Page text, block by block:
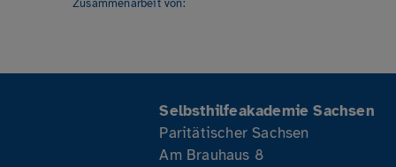
Zusammenarbeit von:
Selbsthilfeakademie Sachsen
Paritätischer Sachsen
Am Brauhaus 8